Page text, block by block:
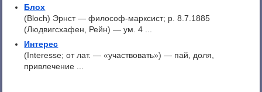
Блох
(Bloch) Эрнст — философ-марксист; p. 8.7.1885
(Людвигсхафен, Рейн) — ум. 4 ...
Интерес
(Interesse; от лат. — «участвовать») — пай, доля,
привлечение ...